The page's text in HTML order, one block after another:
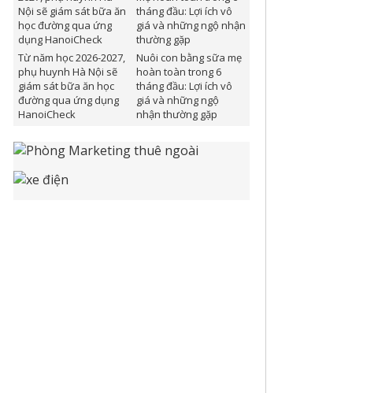
Từ năm học 2026-2027,
phụ huynh Hà Nội sẽ
giám sát bữa ăn học
đường qua ứng dụng
HanoiCheck
Nuôi con bằng sữa mẹ
hoàn toàn trong 6
tháng đầu: Lợi ích vô
giá và những ngộ
nhận thường gặp